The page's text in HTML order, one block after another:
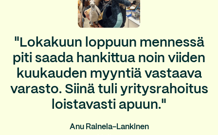
"Lokakuun loppuun mennessä
piti saada hankittua noin viiden
kuukauden myyntiä vastaava
varasto. Siinä tuli yritysrahoitus
loistavasti apuun."
Anu Rainela-Lankinen